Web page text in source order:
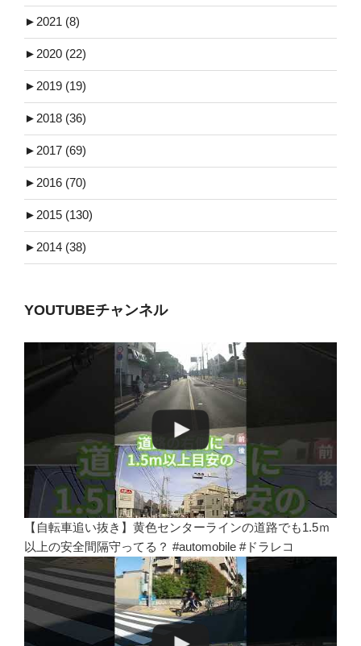
► 2021 (8)
► 2020 (22)
► 2019 (19)
► 2018 (36)
► 2017 (69)
► 2016 (70)
► 2015 (130)
► 2014 (38)
YOUTUBEチャンネル
【自転車追い抜き】黄色センターラインの道路でも1.5ｍ
以上の安全間隔守ってる？ #automobile #ドラレコ